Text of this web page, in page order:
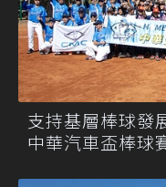
支持基層棒球發
中華汽車盃棒球